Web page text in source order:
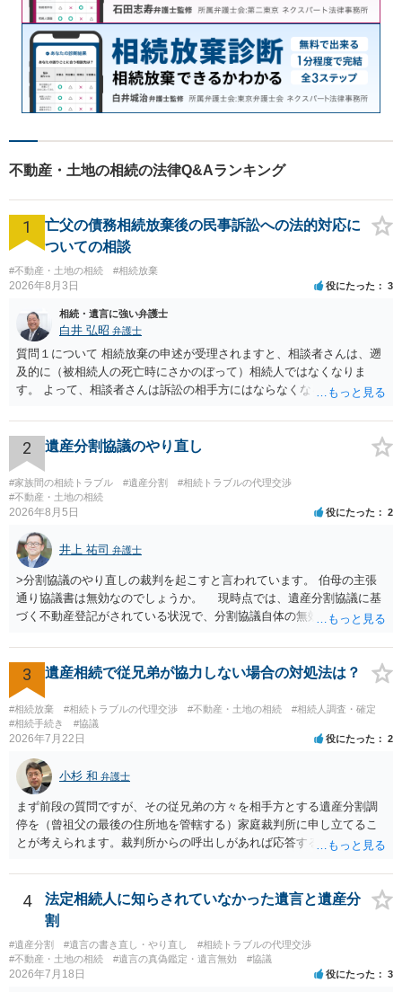
不動産・土地の相続の法律Q&Aランキング
1
亡父の債務相続放棄後の民事訴訟への法的対応に
ついての相談
#不動産・土地の相続 #相続放棄
2026年8月3日 役にたった 3
相続・遺言に強い弁護士
白井 弘昭 弁護士
質問１について 相続放棄の申述が受理されますと、相談者さんは、遡
及的に（被相続人の死亡時にさかのぼって）相続人ではなくなりま
す。 よって、相談者さんは訴訟の相手方にはならなくなるので（明け
理証明を家庭裁判所で取得し、コピーを答弁書に添えて裁判所に提出
してください。 質問２について 請求棄却を求める答弁書を提出すれ
ば、第１回期日は出席する必要がありません。その日は差支え（用事
があり出席できない）との記載で十分です。 質問３について 弁護士で
はないので、ｍｉｎｔｓでの提出の必要は無いと思います。郵送（期
限までに届けばよい）で十分です。 詳細は、書面記載の裁判所書記官
にお問い合わせください。 以上、ご参考まで。
2 遺産分割協議のやり直し
#家族間の相続トラブル #遺産分割
#相続トラブルの代理交渉
#不動産・土地の相続
2026年8月5日 役にたった 2
井上 祐司 弁護士
>分割協議のやり直しの裁判を起こすと言われています。 伯母の主張
通り協議書は無効なのでしょうか。 現時点では、遺産分割協議に基
づく不動産登記がされている状況で、分割協議自体の無効を裁判所が
方の訴訟の主張及び立証次第ですが、 ・御祖母様の認知能力に関する
医師の意見書、筆跡鑑定 が提出されればその効力が否定される可能性
はありますが、 ・伯母様自身が分割協議に加わっていること ・御祖母
様の意に反する遺産分割協議を行う実益が誰にあったかの立証が困難
であること からすると、実際に遺産分割協議の効力が否定される可能
性はそれほど高くない（立証のハードルは非常に高い）ということが
言えると思います。
3 遺産相続で従兄弟が協力しない場合の対処法は？
#相続放棄 #相続トラブルの代理交渉 #不動産・土地の相続
#相続人調査・確定
#相続手続き
#協議
2026年7月22日 役にたった 2
小杉 和 弁護士
まず前段の質問ですが、その従兄弟の方々を相手方とする遺産分割調
停を（曾祖父の最後の住所地を管轄する）家庭裁判所に申し立てるこ
とが考えられます。裁判所からの呼出しがあれば応答する可能性がま
能と思われます。時間が思った以上にないので必要書類をてきぱきと
揃える必要があります。その点是非御注意ください。
4
法定相続人に知らされていなかった遺言と遺産分
割
#遺産分割 #遺言の書き直し・やり直し
#相続トラブルの代理交渉
#不動産・土地の相続
#遺言の真偽鑑定・遺言無効 #協議
2026年7月18日 役にたった 3